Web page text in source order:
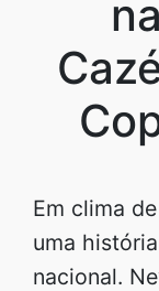
Em clima
uma
nacional.